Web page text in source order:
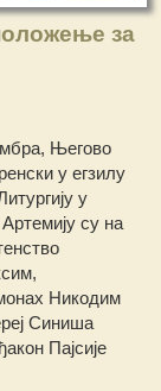
за
Његово
у егзилу
у
су на
Никодим
Синиша
Пајсије